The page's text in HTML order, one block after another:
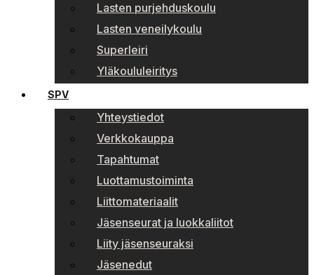
Lasten purjehduskoulu
Lasten veneilykoulu
Superleiri
Yläkoululeiritys
SPV
Yhteystiedot
Verkkokauppa
Tapahtumat
Luottamustoiminta
Liittomateriaalit
Jäsenseurat ja luokkaliitot
Liity jäsenseuraksi
Jäsenedut